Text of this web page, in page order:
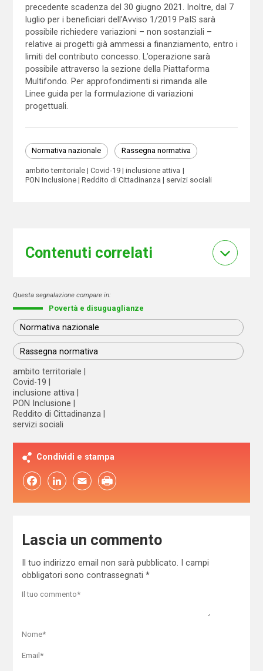
precedente scadenza del 30 giugno 2021. Inoltre, dal 7
luglio per i beneficiari dell’Avviso 1/2019 PaIS sarà
possibile richiedere variazioni – non sostanziali –
relative ai progetti già ammessi a finanziamento, entro i
limiti del contributo concesso. L’operazione sarà
possibile attraverso la sezione della Piattaforma
Multifondo. Per approfondimenti si rimanda alle
Linee guida per la formulazione di variazioni
progettuali.
Normativa nazionale Rassegna normativa
ambito territoriale Covid-19
inclusione attiva
PON Inclusione
Reddito di Cittadinanza servizi sociali
Contenuti correlati
Questa segnalazione compare in:
Povertà e disuguaglianze
Normativa nazionale
Rassegna normativa
ambito territoriale
Covid-19
inclusione attiva
PON Inclusione
Reddito di Cittadinanza
servizi sociali
Condividi e stampa
FacebookLinkedIn Email
Lascia un commento
Il tuo indirizzo email non sarà pubblicato.
I campi
obbligatori sono contrassegnati *